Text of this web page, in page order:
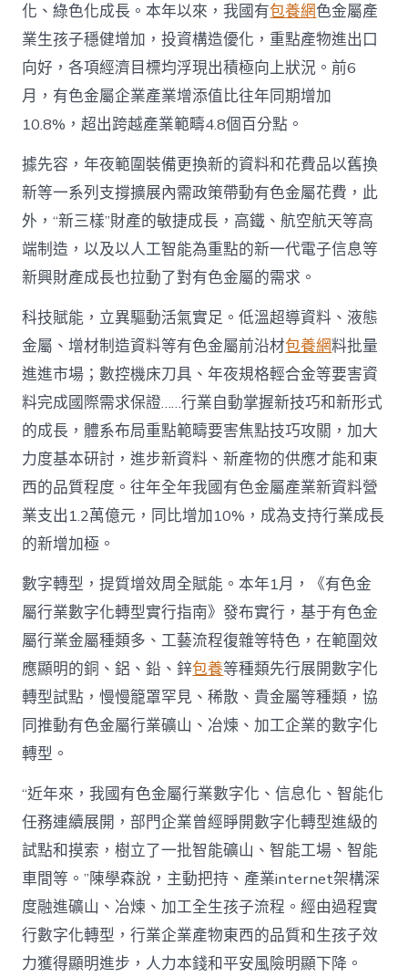
化、綠色化成長。本年以來，我國有包養網色金屬產
業生孩子穩健增加，投資構造優化，重點產物進出口
向好，各項經濟目標均浮現出積極向上狀況。前6
月，有色金屬企業產業增添值比往年同期增加
10.8%，超出跨越產業範疇4.8個百分點。
據先容，年夜範圍裝備更換新的資料和花費品以舊換
新等一系列支撐擴展內需政策帶動有色金屬花費，此
外，“新三樣”財產的敏捷成長，高鐵、航空航天等高
端制造，以及以人工智能為重點的新一代電子信息等
新興財產成長也拉動了對有色金屬的需求。
科技賦能，立異驅動活氣實足。低溫超導資料、液態
金屬、增材制造資料等有色金屬前沿材包養網料批量
進進市場；數控機床刀具、年夜規格輕合金等要害資
料完成國際需求保證……行業自動掌握新技巧和新形式
的成長，體系布局重點範疇要害焦點技巧攻關，加大
力度基本研討，進步新資料、新產物的供應才能和東
西的品質程度。往年全年我國有色金屬產業新資料營
業支出1.2萬億元，同比增加10%，成為支持行業成長
的新增加極。
數字轉型，提質增效周全賦能。本年1月，《有色金
屬行業數字化轉型實行指南》發布實行，基于有色金
屬行業金屬種類多、工藝流程復雜等特色，在範圍效
應顯明的銅、鋁、鉛、鋅包養等種類先行展開數字化
轉型試點，慢慢籠罩罕見、稀散、貴金屬等種類，協
同推動有色金屬行業礦山、冶煉、加工企業的數字化
轉型。
“近年來，我國有色金屬行業數字化、信息化、智能化
任務連續展開，部門企業曾經睜開數字化轉型進級的
試點和摸索，樹立了一批智能礦山、智能工場、智能
車間等。”陳學森說，主動把持、產業internet架構深
度融進礦山、冶煉、加工全生孩子流程。經由過程實
行數字化轉型，行業企業產物東西的品質和生孩子效
力獲得顯明進步，人力本錢和平安風險明顯下降。